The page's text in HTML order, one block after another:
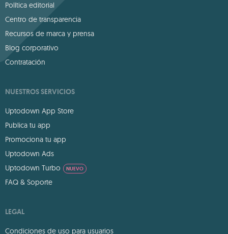
Política editorial
Centro de transparencia
Recursos de marca y prensa
Blog corporativo
Contratación
NUESTROS SERVICIOS
Uptodown App Store
Publica tu app
Promociona tu app
Uptodown Ads
Uptodown Turbo
NUEVO
FAQ & Soporte
LEGAL
Condiciones de uso para usuarios